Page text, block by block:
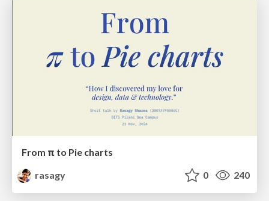
From π to Pie charts
rasagy
0 240